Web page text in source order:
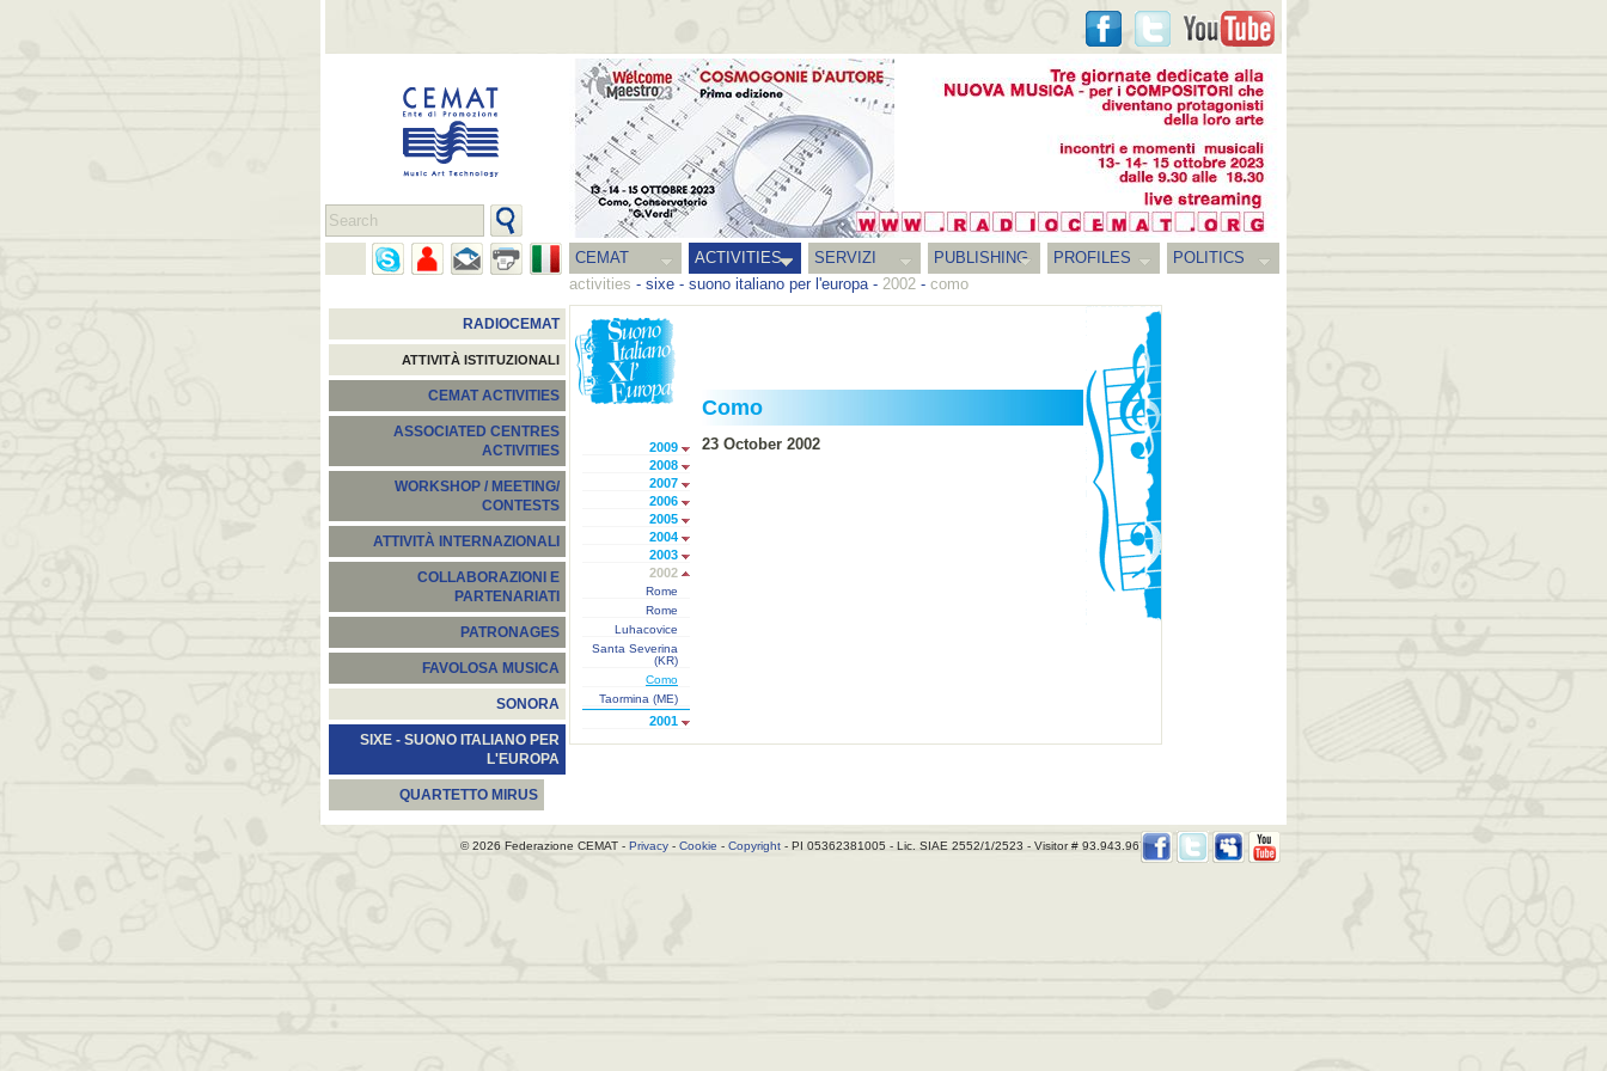
CEMAT ACTIVITIES SERVIZI PUBLISHING PROFILES
POLITICS
activities - sixe - suono italiano per l'europa- 2002 - como
RADIOCEMAT
ATTIVITÀ ISTITUZIONALI
CEMAT ACTIVITIES
ASSOCIATED CENTRES
ACTIVITIES
WORKSHOP / MEETING/
CONTESTS
ATTIVITÀ INTERNAZIONALI
COLLABORAZIONI E
PARTENARIATI
PATRONAGES
FAVOLOSA MUSICA
SONORA
SIXE - SUONO ITALIANO PER
L'EUROPA
QUARTETTO MIRUS
2009
2008
2007
2006
2005
2004
2003
2002
Rome
Rome
Luhacovice
Santa Severina
(KR)
Como
Taormina (ME)
2001
Como
23 October 2002
© 2026 Federazione CEMAT - Privacy - Cookie - Copyright - PI 05362381005 - Lic. SIAE 2552/1/2523 - Visitor # 93.943.967